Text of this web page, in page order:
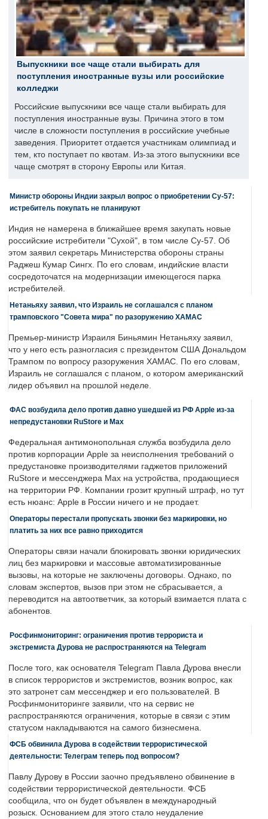
Выпускники все чаще стали выбирать для
поступления иностранные вузы или российские
колледжи
Российские выпускники все чаще стали выбирать для
поступления иностранные вузы. Причина этого в том
числе в сложности поступления в российские учебные
заведения. Приоритет отдается участникам олимпиад и
тем, кто поступает по квотам. Из-за этого выпускники все
чаще смотрят в сторону Европы или Китая.
Министр обороны Индии закрыл вопрос о приобретении Су-57:
истребитель покупать не планируют
Индия не намерена в ближайшее время закупать новые
российские истребители "Сухой", в том числе Су-57. Об
этом заявил секретарь Министерства обороны страны
Раджеш Кумар Сингх. По его словам, индийские власти
сосредоточатся на модернизации имеющегося парка
истребителей.
Нетаньяху заявил, что Израиль не соглашался с планом
трамповского "Совета мира" по разоружению ХАМАС
Премьер-министр Израиля Биньямин Нетаньяху заявил,
что у него есть разногласия с президентом США Дональдом
Трампом по вопросу разоружения ХАМАС. По его словам,
Израиль не соглашался с планом, о котором американский
лидер объявил на прошлой неделе.
ФАС возбудила дело против давно ушедшей из РФ Apple из-за
непредустановки RuStore и Max
Федеральная антимонопольная служба возбудила дело
против корпорации Apple за неисполнения требований о
предустановке производителями гаджетов приложений
RuStore и мессенджера Max на устройства, продающиеся
на территории РФ. Компании грозит крупный штраф, но тут
есть нюанс: Apple в России ничего и не продает.
Операторы перестали пропускать звонки без маркировки, но
платить за них все равно приходится
Операторы связи начали блокировать звонки юридических
лиц без маркировки и массовые автоматизированные
вызовы, на которые не заключены договоры. Однако, по
словам экспертов, вызов при этом не сбрасывается, а
переводится на автоответчик, за который взимается плата с
абонентов.
Росфинмониторинг: ограничения против террориста и
экстремиста Дурова не распространяются на Telegram
После того, как основателя Telegram Павла Дурова внесли
в список террористов и экстремистов, возник вопрос, как
это затронет сам мессенджер и его пользователей. В
Росфинмониторинге заявили, что на сервис не
распространяются ограничения, которые в связи с этим
статусом накладываются на самого бизнесмена.
ФСБ обвинила Дурова в содействии террористической
деятельности: Телеграм теперь под вопросом?
Павлу Дурову в России заочно предъявлено обвинение в
содействии террористической деятельности. ФСБ
сообщила, что он будет объявлен в международный
розыск. Основанием для этого стало неудаление